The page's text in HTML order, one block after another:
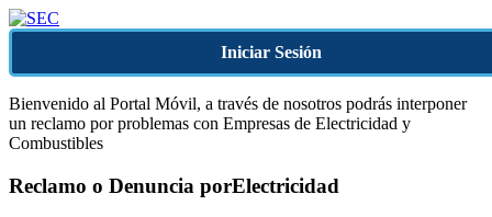
Iniciar Sesión
Bienvenido al Portal Móvil, a través de nosotros podrás interponer
un reclamo por problemas con Empresas de Electricidad y
Combustibles
Reclamo o Denuncia porElectricidad